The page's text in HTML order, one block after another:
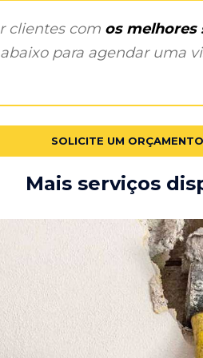
clientes com os melhores
para agendar uma
SOLICITE UM
Mais serviços